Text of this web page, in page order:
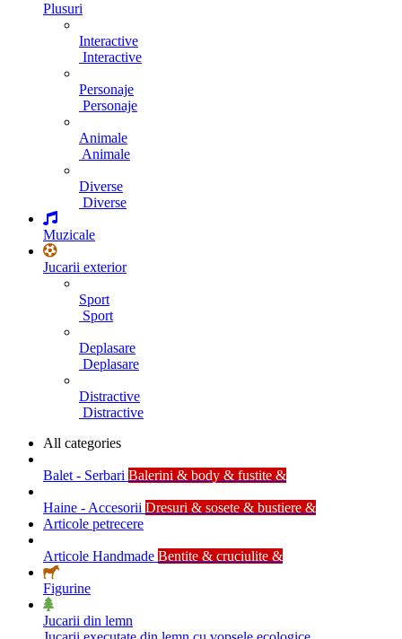
Plusuri
Interactive
Interactive
Personaje
Personaje
Animale
Animale
Diverse
Diverse
Muzicale
Jucarii exterior
Sport
Sport
Deplasare
Deplasare
Distractive
Distractive
All categories
Balet - Serbari Balerini & body & fustite &
Haine - Accesorii Dresuri & sosete & bustiere &
Articole petrecere
Articole Handmade Bentite & cruciulite &
Figurine
Jucarii din lemn